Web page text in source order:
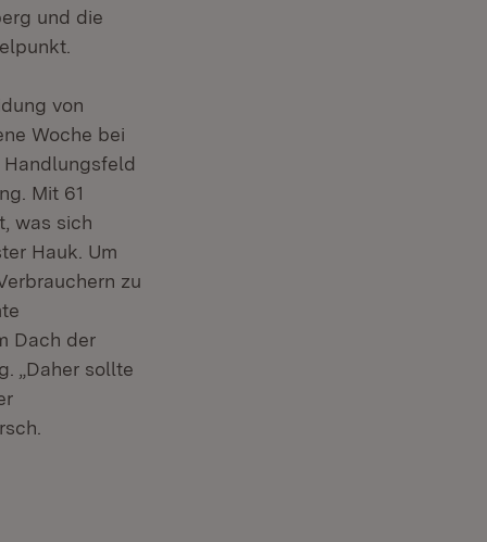
und die
von
Woche bei
Handlungsfeld
Mit 61
was sich
Hauk. Um
zu
Dach der
„Daher sollte